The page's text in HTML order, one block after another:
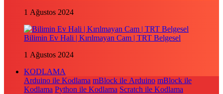
1 Ağustos 2024
Bilimin Ev Hali | Kırılmayan Cam | TRT Belgesel
1 Ağustos 2024
KODLAMA
Arduino ile Kodlama mBlock ile Arduino mBlock ile
Kodlama Python ile Kodlama Scratch ile Kodlama